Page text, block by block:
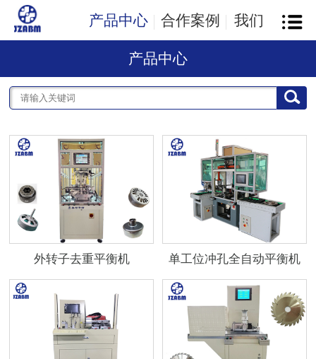
产品中心 合作案例 我们
产品中心
外转子去重平衡机 单工位冲孔全自动平衡机